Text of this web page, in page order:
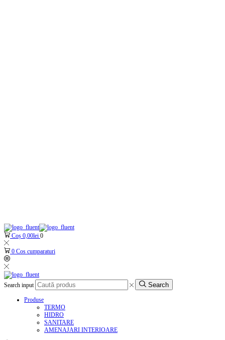
Coș 0,00lei 0
0 Cos cumparaturi
Search input Search
Produse
TERMO
HIDRO
SANITARE
AMENAJARI INTERIOARE